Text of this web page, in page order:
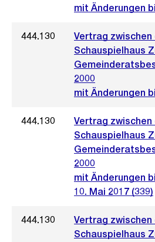
mit Änderungen
444.130
Vertrag
Schauspielhaus
2000
mit Änderungen
444.130
Vertrag
Schauspielhaus
2000
mit Änderungen
10. Mai 2017 (339)
444.130
Vertrag
Schauspielhaus